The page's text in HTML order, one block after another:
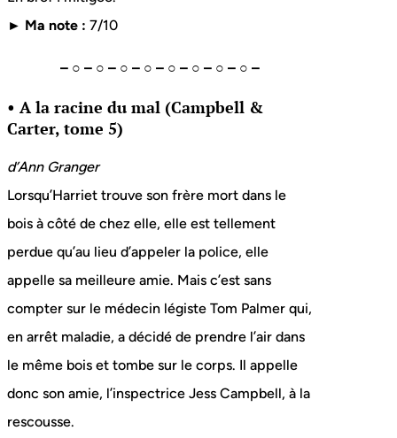
► Ma note : 7/10
– ○ – ○ – ○ – ○ – ○ – ○ – ○ – ○ –
• A la racine du mal (Campbell &
Carter, tome 5)
d’Ann Granger
Lorsqu’Harriet trouve son frère mort dans le
bois à côté de chez elle, elle est tellement
perdue qu’au lieu d’appeler la police, elle
appelle sa meilleure amie. Mais c’est sans
compter sur le médecin légiste Tom Palmer qui,
en arrêt maladie, a décidé de prendre l’air dans
le même bois et tombe sur le corps. Il appelle
donc son amie, l’inspectrice Jess Campbell, à la
rescousse.